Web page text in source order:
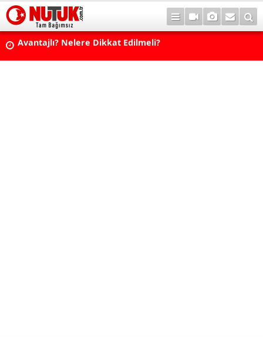
Vadeli Mevduat mı Fon mu? 2026'da Birikim İçin Hangisi
Avantajlı? Nelere Dikkat Edilmeli?
Konut Kredisi Çekmeden Önce Bu Hatayı Yapmayın!